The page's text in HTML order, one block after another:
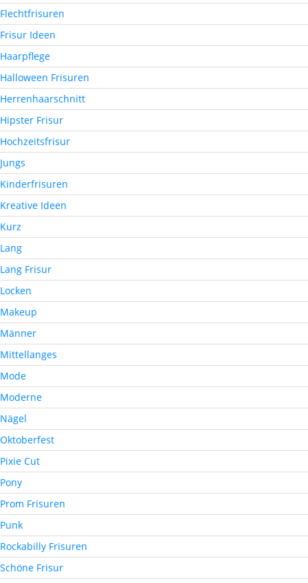
Flechtfrisuren
Frisur Ideen
Haarpflege
Halloween Frisuren
Herrenhaarschnitt
Hipster Frisur
Hochzeitsfrisur
Jungs
Kinderfrisuren
Kreative Ideen
Kurz
Lang
Lang Frisur
Locken
Makeup
Männer
Mittellanges
Mode
Moderne
Nägel
Oktoberfest
Pixie Cut
Pony
Prom Frisuren
Punk
Rockabilly Frisuren
Schöne Frisur